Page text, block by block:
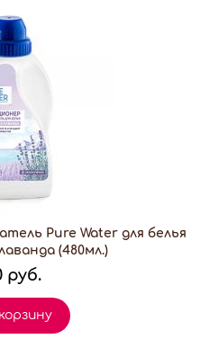
Pure Water для белья
(480мл.)
руб.